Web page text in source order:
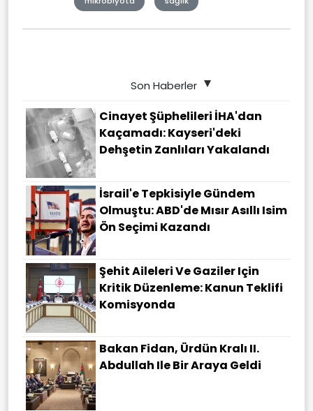
Son Haberler
Cinayet Şüphelileri İHA'dan
Kaçamadı: Kayseri'deki
Dehşetin Zanlıları Yakalandı
İsrail'e Tepkisiyle Gündem
Olmuştu: ABD'de Mısır Asıllı Isim
Ön Seçimi Kazandı
Şehit Aileleri Ve Gaziler Için
Kritik Düzenleme: Kanun Teklifi
Komisyonda
Bakan Fidan, Ürdün Kralı II.
Abdullah Ile Bir Araya Geldi